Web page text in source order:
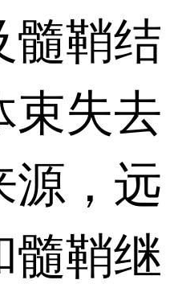
髓鞘结
束失去
源，远
髓鞘继